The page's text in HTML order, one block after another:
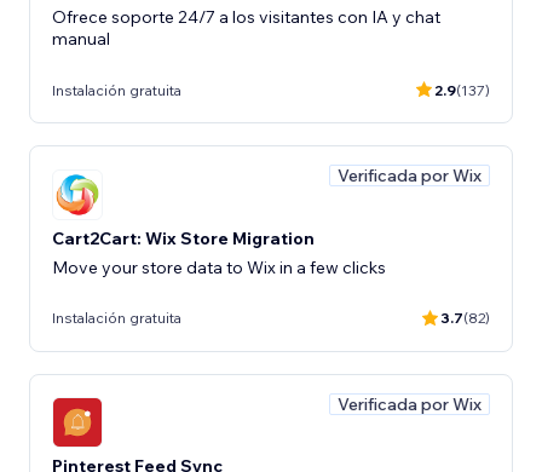
Ofrece soporte 24/7 a los visitantes con IA y chat
manual
Instalación gratuita 2.9(137)
Verificada por Wix
Cart2Cart: Wix Store Migration
Move your store data to Wix in a few clicks
Instalación gratuita 3.7(82)
Verificada por Wix
Pinterest Feed Sync